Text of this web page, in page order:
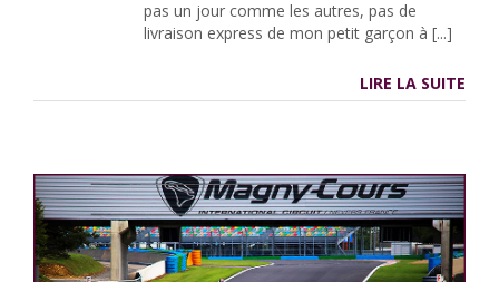
pas un jour comme les autres, pas de
livraison express de mon petit garçon à [...]
LIRE LA SUITE